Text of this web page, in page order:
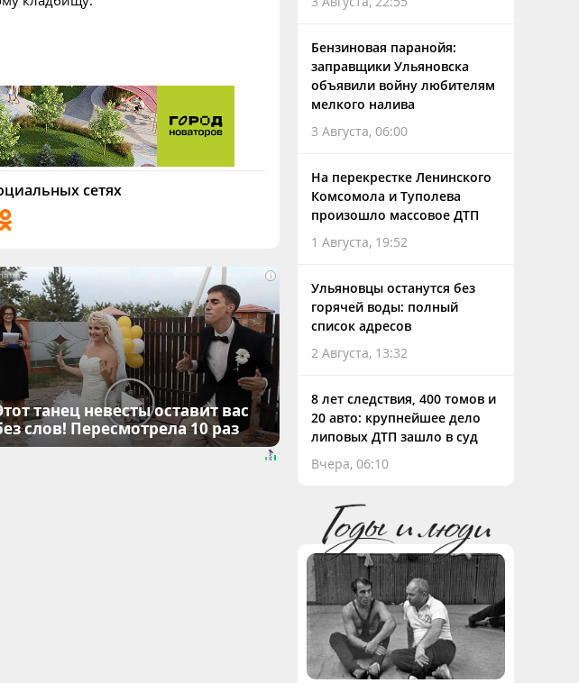
сетях
i
танец невесты оставит вас
слов! Пересмотрела 10 раз
Бензиновая паранойя:
заправщики Ульяновска
объявили войну любителям
мелкого налива
3 Августа, 06:00
На перекрестке Ленинского
Комсомола и Туполева
произошло массовое ДТП
1 Августа, 19:52
Ульяновцы останутся без
горячей воды: полный
список адресов
2 Августа, 13:32
8 лет следствия, 400 томов и
20 авто: крупнейшее дело
липовых ДТП зашло в суд
Вчера, 06:10